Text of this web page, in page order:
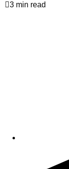
3 min read